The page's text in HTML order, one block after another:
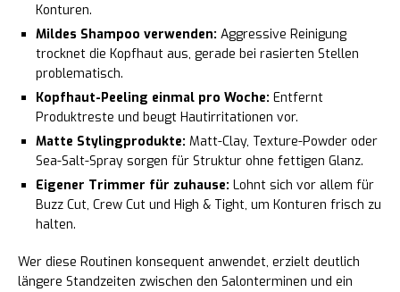
Konturen.
Mildes Shampoo verwenden: Aggressive Reinigung
trocknet die Kopfhaut aus, gerade bei rasierten Stellen
problematisch.
Kopfhaut-Peeling einmal pro Woche: Entfernt
Produktreste und beugt Hautirritationen vor.
Matte Stylingprodukte: Matt-Clay, Texture-Powder oder
Sea-Salt-Spray sorgen für Struktur ohne fettigen Glanz.
Eigener Trimmer für zuhause: Lohnt sich vor allem für
Buzz Cut, Crew Cut und High & Tight, um Konturen frisch zu
halten.
Wer diese Routinen konsequent anwendet, erzielt deutlich
längere Standzeiten zwischen den Salonterminen und ein